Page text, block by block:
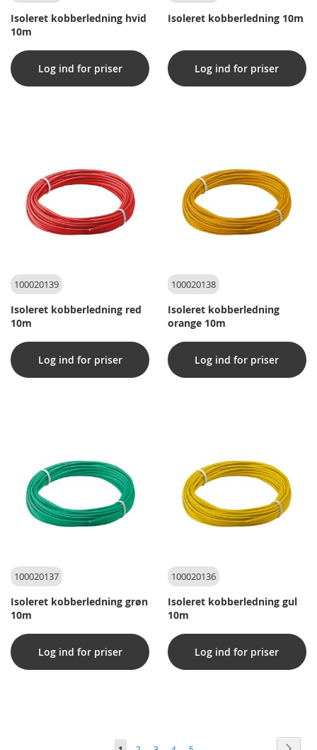
Isoleret kobberledning hvid
10m
Log ind for priser
Isoleret kobberledning 10m
Log ind for priser
100020139
Isoleret kobberledning red
10m
Log ind for priser
100020138
Isoleret kobberledning
orange 10m
Log ind for priser
100020137
Isoleret kobberledning grøn
10m
Log ind for priser
100020136
Isoleret kobberledning gul
10m
Log ind for priser